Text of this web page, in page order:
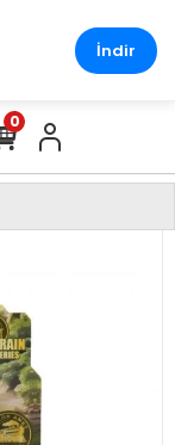
0
İndir